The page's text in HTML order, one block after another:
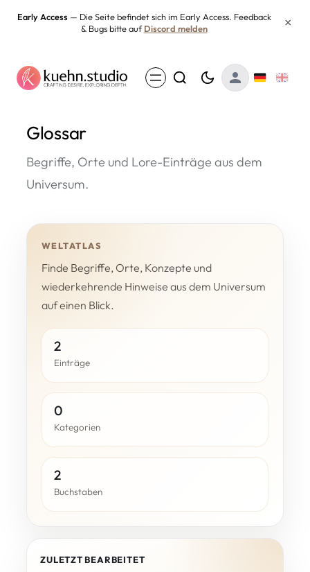
Zum
Early Access — Die Seite befindet sich im Early Access. Feedback
& Bugs bitte aufDiscord melden ×
Glossar
Begriffe, Orte und Lore-Einträge aus dem
Universum.
WELTATLAS
Finde Begriffe, Orte, Konzepte und
wiederkehrende Hinweise aus dem Universum
auf einen Blick.
2
Einträge
0
Kategorien
2
Buchstaben
ZULETZT BEARBEITET